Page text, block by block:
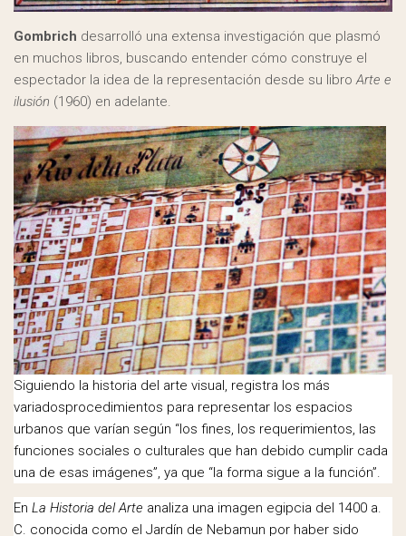
Gombrich desarrolló una extensa investigación que plasmó
en muchos libros, buscando entender cómo construye el
espectador la idea de la representación desde su libroArte e
ilusión (1960) en adelante.
Siguiendo la historia del arte visual, registra los más
variadosprocedimientos para representar los espacios
urbanos que varían según “los fines, los requerimientos, las
funciones sociales o culturales que han debido cumplir cada
una de esas imágenes”, ya que “la forma sigue a la función”.
En La Historia del Arte analiza una imagen egipcia del 1400 a.
C. conocida como el Jardín de Nebamun por haber sido